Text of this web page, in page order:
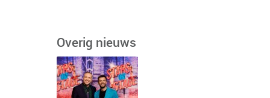
Overig nieuws